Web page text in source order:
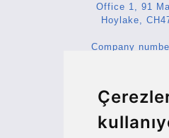
Office 1, 91
Hoylake,
Company
More